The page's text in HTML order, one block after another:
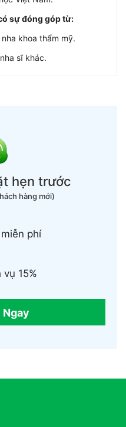
sự đóng góp từ:
khoa thẩm mỹ.
sĩ khác.
hẹn trước
hàng mới)
phí
15%
Ngay